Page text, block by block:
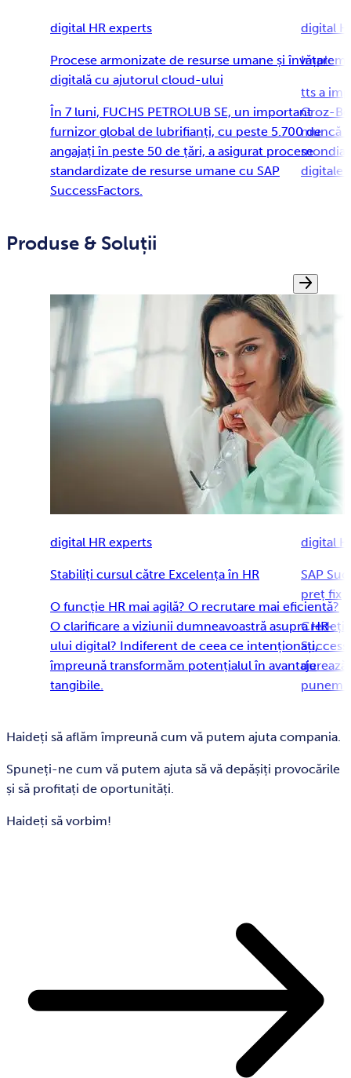
digital HR experts
Procese armonizate de resurse umane și învățare
digitală cu ajutorul cloud-ului
În 7 luni, FUCHS PETROLUB SE, un important
furnizor global de lubrifianți, cu peste 5.700 de
angajați în peste 50 de țări, a asigurat procese
standardizate de resurse umane cu SAP
SuccessFactors.
digital
tts a
Groz-
muncă
digitale
Produse & Soluții
digital HR experts
Stabiliți cursul către Excelența în HR
O funcție HR mai agilă? O recrutare mai eficientă?
O clarificare a viziunii dumneavoastră asupra HR-
ului digital? Indiferent de ceea ce intenționați,
împreună transformăm potențialul în avantaje
tangibile.
digital
SAP
preț fix
Credeți
durează
punem
Haideți să aflăm împreună cum vă putem ajuta compania.
Spuneți-ne cum vă putem ajuta să vă depășiți provocările
și să profitați de oportunități.
Haideți să vorbim!